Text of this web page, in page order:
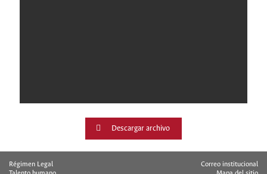
Descargar archivo
Régimen Legal
Correo institucional